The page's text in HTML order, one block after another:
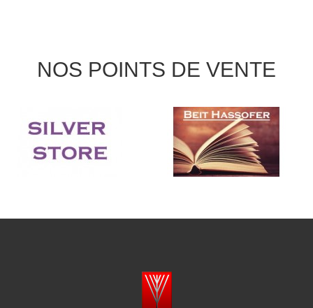
NOS POINTS DE VENTE